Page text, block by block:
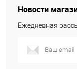
Новости
Ежедневная